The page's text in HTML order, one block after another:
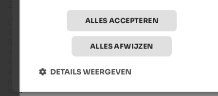
Ötzi werd in 1991 gevonden door het Duitse echtpaar Simon
3.210 meter hoogte op hetTisenjoch, een depressie in de
Schnalser bergkam tussen Finailspitze enSimilaun
ongewoon hete zomer was het ijs in de rotsachtige holte
zichtbaar werd. Vandaag de dag geeft een grote stenen
aan.
ALLES ACCEPTEREN
ALLES AFWIJZEN
DETAILS WEERGEVEN